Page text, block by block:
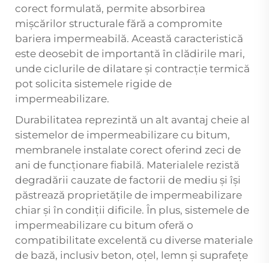
corect formulată, permite absorbirea
mișcărilor structurale fără a compromite
bariera impermeabilă. Această caracteristică
este deosebit de importantă în clădirile mari,
unde ciclurile de dilatare și contracție termică
pot solicita sistemele rigide de
impermeabilizare.
Durabilitatea reprezintă un alt avantaj cheie al
sistemelor de impermeabilizare cu bitum,
membranele instalate corect oferind zeci de
ani de funcționare fiabilă. Materialele rezistă
degradării cauzate de factorii de mediu și își
păstrează proprietățile de impermeabilizare
chiar și în condiții dificile. În plus, sistemele de
impermeabilizare cu bitum oferă o
compatibilitate excelentă cu diverse materiale
de bază, inclusiv beton, oțel, lemn și suprafețe